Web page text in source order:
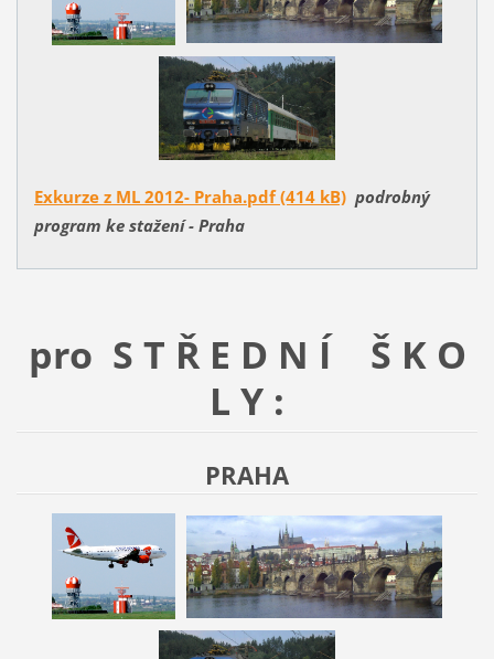
Exkurze z ML 2012- Praha.pdf (414 kB) podrobný
program ke stažení - Praha
pro S T Ř E D N Í Š K O
L Y :
PRAHA